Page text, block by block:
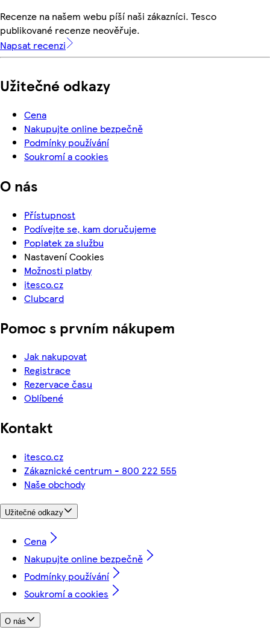
Recenze na našem webu píší naši zákazníci. Tesco
publikované recenze neověřuje.
Napsat recenzi
Užitečné odkazy
Cena
Nakupujte online bezpečně
Podmínky používání
Soukromí a cookies
O nás
Přístupnost
Podívejte se, kam doručujeme
Poplatek za službu
Nastavení Cookies
Možnosti platby
itesco.cz
Clubcard
Pomoc s prvním nákupem
Jak nakupovat
Registrace
Rezervace času
Oblíbené
Kontakt
itesco.cz
Zákaznické centrum - 800 222 555
Naše obchody
Užitečné odkazy
Cena
Nakupujte online bezpečně
Podmínky používání
Soukromí a cookies
O nás